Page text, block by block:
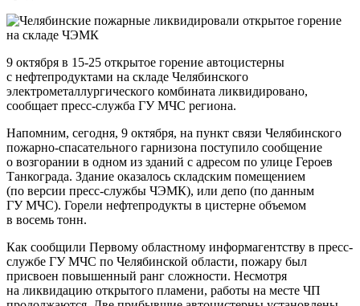
9 октября в 15-25 открытое горение автоцистерны
с нефтепродуктами на складе Челябинского
электрометаллургического комбината ликвидировано,
сообщает пресс-служба ГУ МЧС региона.
Напомним, сегодня, 9 октября, на пункт связи Челябинского
пожарно-спасательного гарнизона поступило сообщение
о возгорании в одном из зданий с адресом по улице Героев
Танкограда. Здание оказалось складским помещением
(по версии пресс-службы ЧЭМК), или депо (по данным
ГУ МЧС). Горели нефтепродукты в цистерне объемом
в восемь тонн.
Как сообщили Первому областному информагентству в пресс-
службе ГУ МЧС по Челябинской области, пожару был
присвоен повышенный ранг сложности. Несмотря
на ликвидацию открытого пламени, работы на месте ЧП